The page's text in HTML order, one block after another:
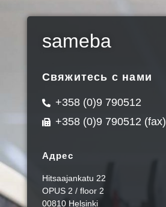
sameba
Свяжитесь с нами
+358 (0)9 790512
+358 (0)9 790512 (fax)
Адрес
Hitsaajankatu 22
OPUS 2 / floor 2
00810 Helsinki